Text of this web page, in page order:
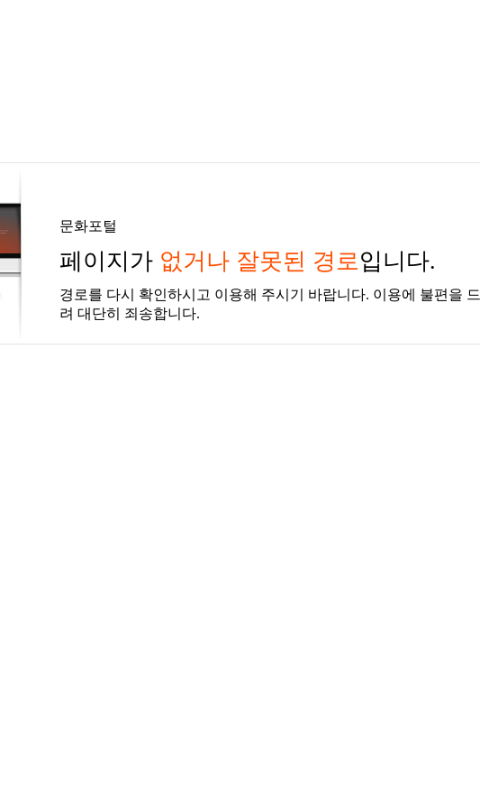
문화포털
페이지가 없거나 잘못된 경로입니다.
경로를 다시 확인하시고 이용해 주시기 바랍니다. 이용에 불편을 드
려 대단히 죄송합니다.